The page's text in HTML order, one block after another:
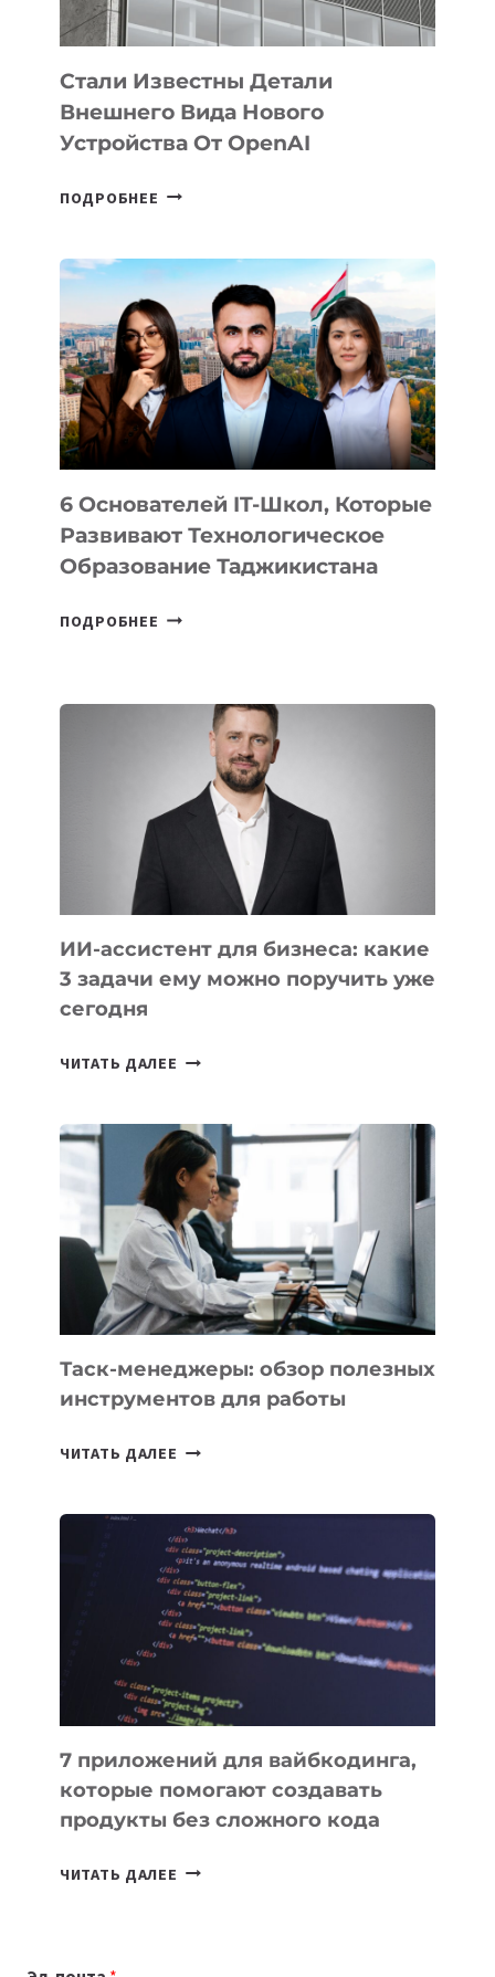
ИНТЕЛЛЕКТА
Стали Известны Детали
Внешнего Вида Нового
Устройства От OpenAI
ПОДРОБНЕЕ СТАЛИ
ВНЕШНЕГО
ВИДА
НОВОГО
УСТРОЙСТВА
ОТ
OPENAI
6 Основателей IT-Школ, Которые
Развивают Технологическое
Образование Таджикистана
ПОДРОБНЕЕ 6
КОТОРЫЕ
РАЗВИВАЮТ
ТЕХНОЛОГИЧЕСКОЕ
ОБРАЗОВАНИЕ
ТАДЖИКИСТАНА
ИИ-ассистент для бизнеса: какие
3 задачи ему можно поручить уже
сегодня
ЧИТАТЬ ДАЛЕЕ ИИ-
БИЗНЕСА:
КАКИЕ
3
ЗАДАЧИ
ЕМУ
МОЖНО
ПОРУЧИТЬ
УЖЕ
СЕГОДНЯ
Таск-менеджеры: обзор полезных
инструментов для работы
ЧИТАТЬ ДАЛЕЕ ТАСК-
ПОЛЕЗНЫХ
ИНСТРУМЕНТОВ
ДЛЯ
РАБОТЫ
7 приложений для вайбкодинга,
которые помогают создавать
продукты без сложного кода
ЧИТАТЬ ДАЛЕЕ 7